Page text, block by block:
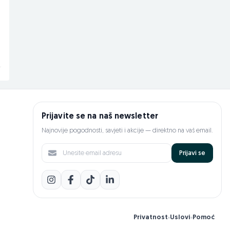
Prijavite se na naš newsletter
Najnovije pogodnosti, savjeti i akcije — direktno na vaš email.
Prijavi se
Privatnost Uslovi Pomoć